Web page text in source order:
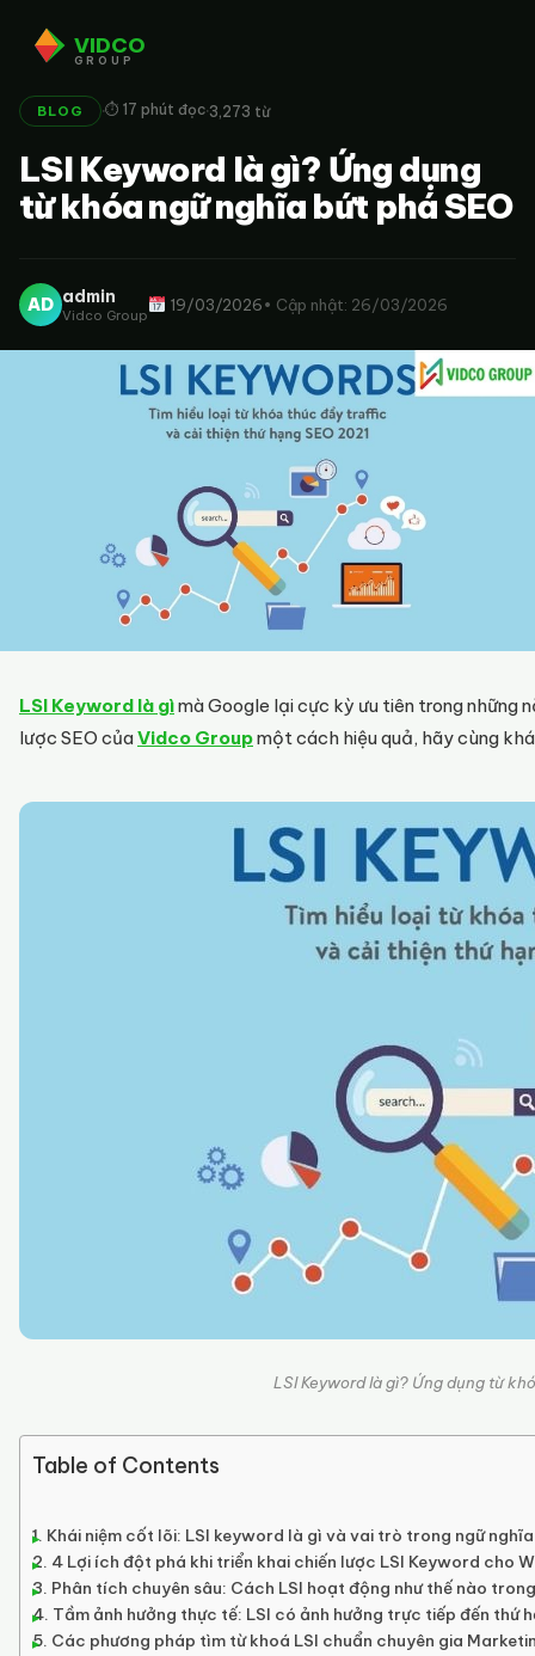
VIDCO
GROUP
BLOG ·⏱ 17 phút đọc·3,273 từ
LSI Keyword là gì? Ứng dụng
từ khóa ngữ nghĩa bứt phá SEO
AD admin
Vidco Group
19/03/2026• Cập nhật: 26/03/2026
LSI Keyword là gìmà Google lại cực kỳ ưu tiên trong những
lược SEO củaVidco Groupmột cách hiệu quả, hãy cùng
LSI Keyword là gì? Ứng dụng từ
Table of Contents
Khái niệm cốt lõi: LSI keyword là gì và vai trò trong ngữ
4 Lợi ích đột phá khi triển khai chiến lược LSI Keyword cho
Phân tích chuyên sâu: Cách LSI hoạt động như thế nào
Tầm ảnh hưởng thực tế: LSI có ảnh hưởng trực tiếp đến thứ
Các phương pháp tìm từ khoá LSI chuẩn chuyên gia